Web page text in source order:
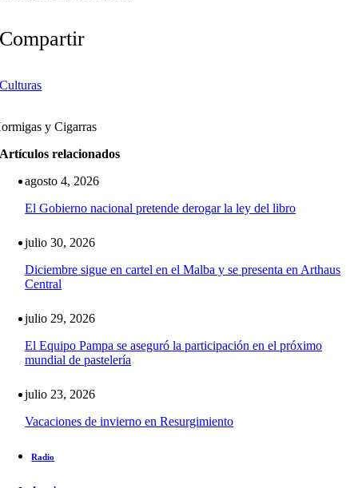
Compartir
Culturas
y Cigarras
Artículos relacionados
agosto 4, 2026
El Gobierno nacional pretende derogar la ley del libro
julio 30, 2026
Diciembre sigue en cartel en el Malba y se presenta en Arthaus
Central
julio 29, 2026
El Equipo Pampa se aseguró la participación en el próximo
mundial de pastelería
julio 23, 2026
Vacaciones de invierno en Resurgimiento
Radio